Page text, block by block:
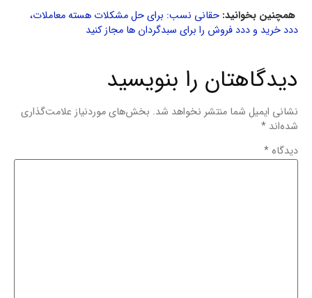
همچنین بخوانید: حقانی نسب: برای حل مشکلات هسته معاملات،
ددد خرید و ددد فروش را برای سبدگردان ها مجاز کنید
دیدگاهتان را بنویسید
نشانی ایمیل شما منتشر نخواهد شد. بخش‌های موردنیاز علامت‌گذاری
شده‌اند *
دیدگاه *